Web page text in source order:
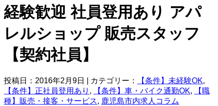
経験歓迎 社員登用あり アパ
レルショップ 販売スタッフ
【契約社員】
投稿日：2016年2月9日 | カテゴリー： 【条件】未経験OK,
【条件】正社員登用あり , 【条件】車・バイク通勤OK,
【職
種】販売・接客・サービス, 鹿児島市内求人コラム